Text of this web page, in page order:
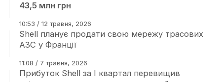
43,5 млн грн
10:53 / 12 травня, 2026
Shell планує продати свою мережу трасових
АЗС у Франції
11:08 / 7 травня, 2026
Прибуток Shell за І квартал перевищив